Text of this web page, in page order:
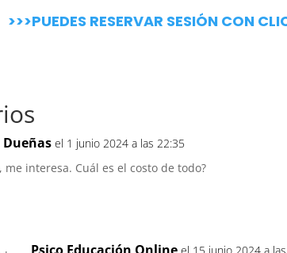
>>>PUEDES RESERVAR SESIÓN CON
el 1 junio 2024 a las 22:35
me interesa. Cuál es el costo de todo?